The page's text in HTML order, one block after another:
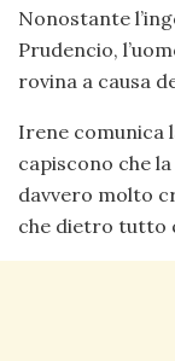
Nonostante
Prudencio,
rovina a causa
Irene comunica
capiscono che
davvero molto
che dietro tutto